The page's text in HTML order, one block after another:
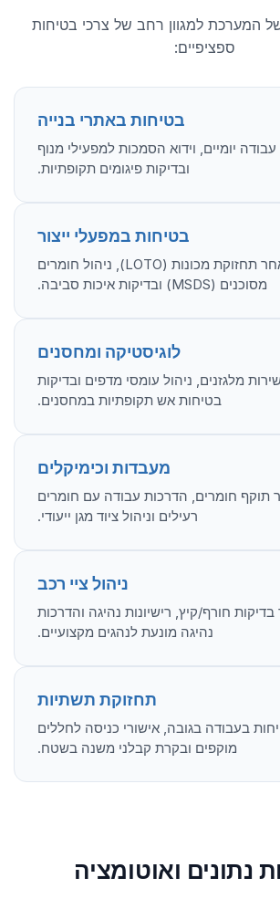
המערכת למגוון רחב של צרכי בטיחות
ספציפיים:
בטיחות באתרי בנייה
עבודה יומיים, וידוא הסמכות למפעילי מנוף
ובדיקות פיגומים תקופתיות.
בטיחות במפעלי ייצור
מעקב אחר תחזוקת מכונות (LOTO), ניהול חומרים
מסוכנים (MSDS) ובדיקות איכות סביבה.
לוגיסטיקה ומחסנים
מלגזנים, ניהול עומסי מדפים ובדיקות
בטיחות אש תקופתיות במחסנים.
מעבדות וכימיקלים
תוקף חומרים, הדרכות עבודה עם חומרים
רעילים וניהול ציוד מגן ייעודי.
ניהול ציי רכב
חורף/קיץ, רישיונות נהיגה והדרכות
נהיגה מונעת לנהגים מקצועיים.
תחזוקת תשתיות
בעבודה בגובה, אישורי כניסה לחללים
מוקפים ובקרת קבלני משנה בשטח.
נתונים ואוטומציה